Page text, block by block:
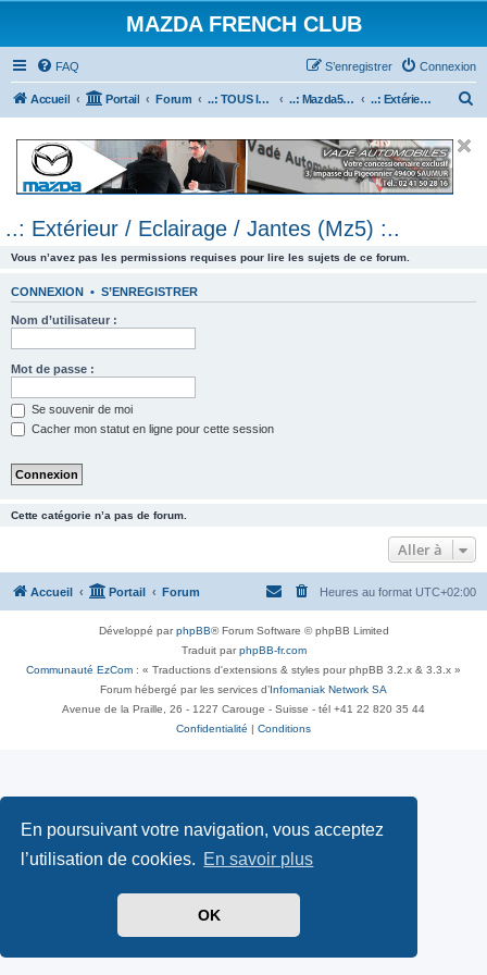
En poursuivant votre navigation, vous acceptez
l’utilisation de cookies. En savoir plus
OK
MAZDA FRENCH CLUB
FAQ Connexion
S’enregistrer
Accueil Portail Forum ..: TOUS les Véhicules MAZDA :.. ..: Mazda5 :.. ..: Extérieur / Eclairage / Jantes (Mz5) :..
e
..: Extérieur / Eclairage / Jantes (Mz5) :..
Vous n’avez pas les permissions requises pour lire les sujets de ce forum.
CONNEXION • S’ENREGISTRER
Nom d’utilisateur :
Mot de passe :
Se souvenir de moi
Cacher mon statut en ligne pour cette session
Cette catégorie n’a pas de forum.
Aller à
Accueil Portail Forum Heures au format UTC+02:00
Développé parphpBB® Forum Software © phpBB Limited
Traduit parphpBB-fr.com
Communauté EzCom : « Traductions d'extensions & styles pour phpBB 3.2.x & 3.3.x »
Forum hébergé par les services d’ Infomaniak Network SA
Avenue de la Praille, 26 - 1227 Carouge - Suisse - tél +41 22 820 35 44
Confidentialité
Conditions